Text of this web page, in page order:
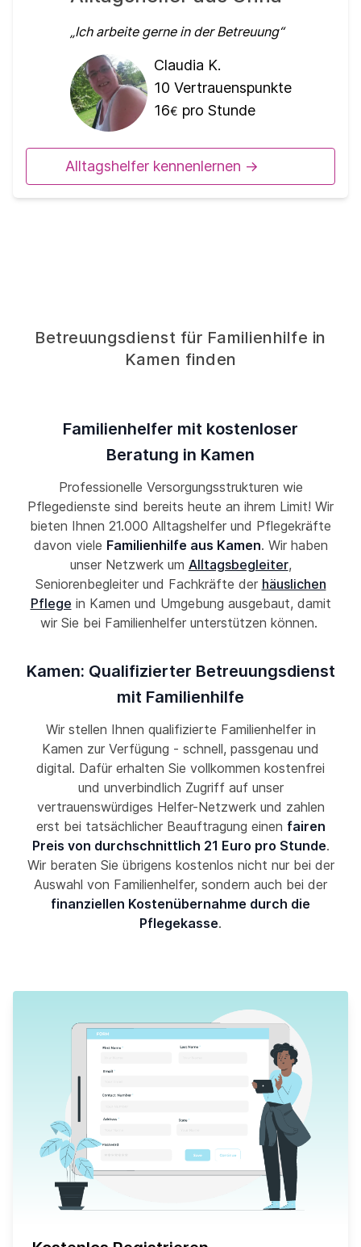
Ich arbeite gerne in der Betreuung
Claudia K.
10 Vertrauenspunkte
16€ pro Stunde
Alltagshelfer kennenlernen ->
Betreuungsdienst für Familienhilfe in
Kamen finden
Familienhelfer mit kostenloser
Beratung in Kamen
Professionelle Versorgungsstrukturen wie
Pflegedienste sind bereits heute an ihrem Limit! Wir
bieten Ihnen 21.000 Alltagshelfer und Pflegekräfte
davon viele Familienhilfe aus Kamen. Wir haben
unser Netzwerk um Alltagsbegleiter,
Seniorenbegleiter und Fachkräfte der häuslichen
Pflege in Kamen und Umgebung ausgebaut, damit
wir Sie bei Familienhelfer unterstützen können.
Kamen: Qualifizierter Betreuungsdienst
mit Familienhilfe
Wir stellen Ihnen qualifizierte Familienhelfer in
Kamen zur Verfügung - schnell, passgenau und
digital. Dafür erhalten Sie vollkommen kostenfrei
und unverbindlich Zugriff auf unser
vertrauenswürdiges Helfer-Netzwerk und zahlen
erst bei tatsächlicher Beauftragung einen fairen
Preis von durchschnittlich 21 Euro pro Stunde.
Wir beraten Sie übrigens kostenlos nicht nur bei der
Auswahl von Familienhelfer, sondern auch bei der
finanziellen Kostenübernahme durch die
Pflegekasse.